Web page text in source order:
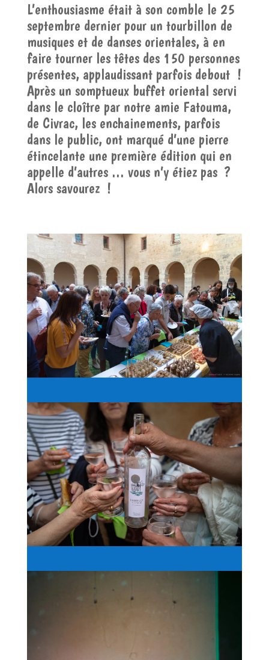
L’enthousiasme était à son comble le 25
septembre dernier pour un tourbillon de
musiques et de danses orientales, à en
faire tourner les têtes des 150 personnes
présentes, applaudissant parfois debout !
Après un somptueux buffet oriental servi
dans le cloître par notre amie Fatouma,
de Civrac, les enchainements, parfois
dans le public, ont marqué d’une pierre
étincelante une première édition qui en
appelle d’autres … vous n’y étiez pas ?
Alors savourez !